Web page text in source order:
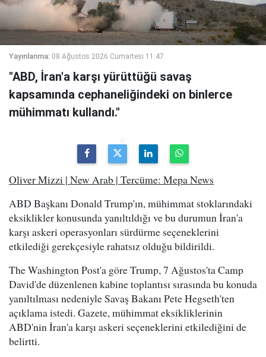
Yayınlanma: 08 Ağustos 2026 Cumartesi 11:47
"ABD, İran'a karşı yürüttüğü savaş
kapsamında cephaneliğindeki on binlerce
mühimmatı kullandı."
Oliver Mizzi | New Arab | Tercüme: Mepa News
ABD Başkanı Donald Trump'ın, mühimmat stoklarındaki
eksiklikler konusunda yanıltıldığı ve bu durumun İran'a
karşı askeri operasyonları sürdürme seçeneklerini
etkilediği gerekçesiyle rahatsız olduğu bildirildi.
The Washington Post'a göre Trump, 7 Ağustos'ta Camp
David'de düzenlenen kabine toplantısı sırasında bu konuda
yanıltılması nedeniyle Savaş Bakanı Pete Hegseth'ten
açıklama istedi. Gazete, mühimmat eksikliklerinin
ABD'nin İran'a karşı askeri seçeneklerini etkilediğini de
belirtti.